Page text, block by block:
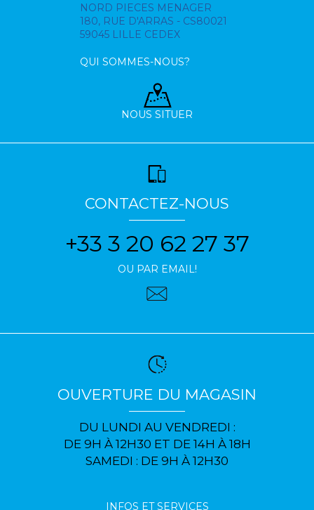
NORD PIECES MENAGER
180, RUE D'ARRAS - CS80021
59045 LILLE CEDEX
QUI SOMMES-NOUS?
NOUS SITUER
CONTACTEZ-NOUS
+33 3 20 62 27 37
OU PAR EMAIL!
OUVERTURE DU MAGASIN
DU LUNDI AU VENDREDI :
DE 9H À 12H30 ET DE 14H À 18H
SAMEDI : DE 9H À 12H30
INFOS ET SERVICES